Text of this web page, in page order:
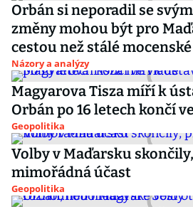
Orbán si neporadil se
změny mohou být pro
cestou než stálé
Názory a analýzy
Magyarova Tisza míří k
Orbán po 16 letech končí
Geopolitika
Volby v Maďarsku
mimořádná účast
Geopolitika